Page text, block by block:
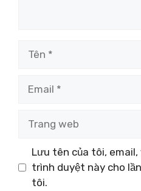
web
Lưu tên của tôi,
trình duyệt này cho
tôi.